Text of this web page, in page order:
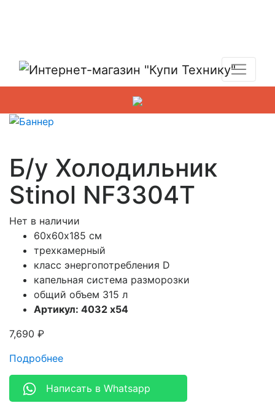
Б/у Холодильник
Stinol NF3304T
Нет в наличии
60х60х185 см
трехкамерный
класс энергопотребления D
капельная система разморозки
общий объем 315 л
Артикул: 4032 x54
7,690 ₽
Подробнее
Написать в Whatsapp